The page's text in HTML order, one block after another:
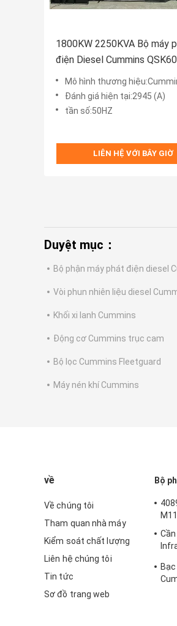
1800KW 2250KVA Bộ máy
điện Diesel Cummins
phát điện Diesel
Mô hình thương hiệu:Cummins
Đánh giá hiện tại:2945 (A)
tần số:50HZ
LIÊN HỆ VỚI BÂY GIỜ
Duyệt mục：
Bộ phận máy phát điện diesel
Vòi phun nhiên liệu diesel
Khối xi lanh Cummins
Động cơ Cummins trục cam
Bộ lọc Cummins Fleetguard
Máy nén khí Cummins
về
Về chúng tôi
Tham quan nhà máy
Kiểm soát chất lượng
Liên hệ chúng tôi
Tin tức
Sơ đồ trang web
Bộ